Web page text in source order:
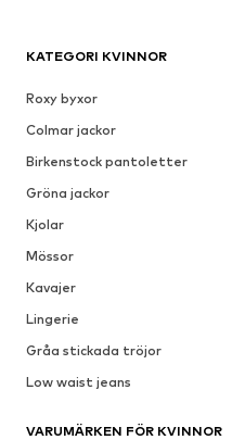
KATEGORI KVINNOR
Roxy byxor
Colmar jackor
Birkenstock pantoletter
Gröna jackor
Kjolar
Mössor
Kavajer
Lingerie
Gråa stickada tröjor
Low waist jeans
VARUMÄRKEN FÖR KVINNOR